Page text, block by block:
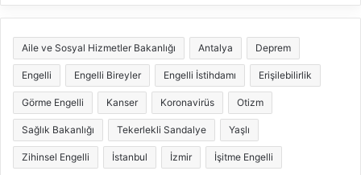
Aile ve Sosyal Hizmetler Bakanlığı Antalya Deprem
Engelli Engelli Bireyler Engelli İstihdamı Erişilebilirlik
Görme Engelli Kanser Koronavirüs Otizm
Sağlık Bakanlığı Tekerlekli Sandalye Yaşlı
Zihinsel Engelli İstanbul İzmir İşitme Engelli